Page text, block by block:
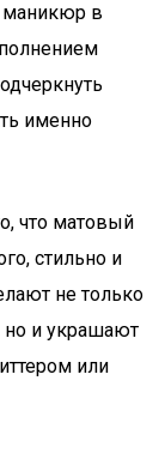
маникюр в
именно
что матовый
стильно и
не только
и украшают
или